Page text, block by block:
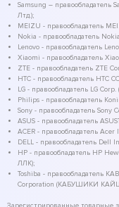
Samsung – правообладатель
Лтд.);
MEIZU - правообладатель
Nokia - правообладатель
Lenovo - правообладатель
Xiaomi - правообладатель
ZTE - правообладатель ZTE
HTC - правообладатель HTC
LG - правообладатель LG
Philips - правообладатель
Sony - правообладатель Sony
ASUS - правообладатель
ACER - правообладатель
DELL - правообладатель Dell
HP - правообладатель HP
ЛЛК);
Toshiba - правообладатель
Corporation (КАБУШИКИ